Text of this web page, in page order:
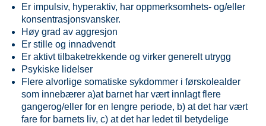
Er impulsiv, hyperaktiv, har oppmerksomhets- og/eller
konsentrasjonsvansker.
Høy grad av aggresjon
Er stille og innadvendt
Er aktivt tilbaketrekkende og virker generelt utrygg
Psykiske lidelser
Flere alvorlige somatiske sykdommer i førskolealder
som innebærer a)at barnet har vært innlagt flere
gangerog/eller for en lengre periode, b) at det har vært
fare for barnets liv, c) at det har ledet til betydelige
Bekymringsskala vedrørende foresatte
Bekymringsskala vedrørende barn/unge
Signaler på mistrivsel – barn og unge
Refleksjoner rundt bekymring
Systemsak
Møtestruktur
Undringssamtale med foresatte